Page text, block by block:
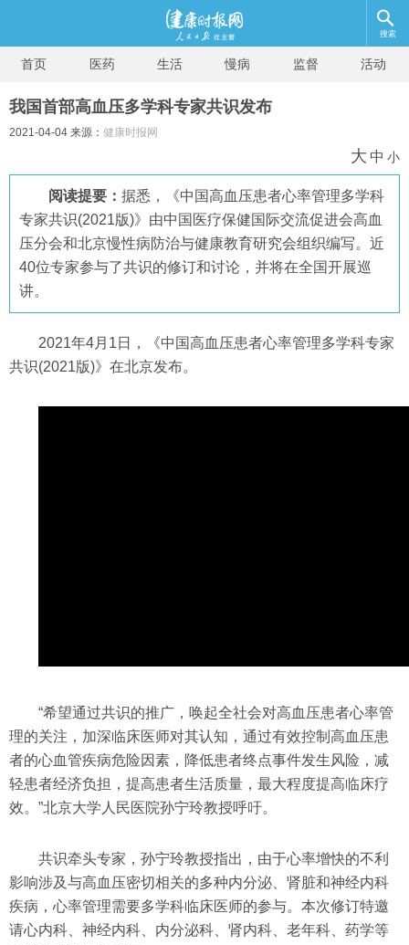
搜索
首页 医药 生活 慢病 监督 活动
我国首部高血压多学科专家共识发布
2021-04-04 来源： 健康时报网
大 中 小
阅读提要： 据悉，《中国高血压患者心率管理多学科
专家共识(2021版)》由中国医疗保健国际交流促进会高血
压分会和北京慢性病防治与健康教育研究会组织编写。近
40位专家参与了共识的修订和讨论，并将在全国开展巡
讲。
2021年4月1日，《中国高血压患者心率管理多学科专家
共识(2021版)》在北京发布。
“希望通过共识的推广，唤起全社会对高血压患者心率管
理的关注，加深临床医师对其认知，通过有效控制高血压患
者的心血管疾病危险因素，降低患者终点事件发生风险，减
轻患者经济负担，提高患者生活质量，最大程度提高临床疗
效。”北京大学人民医院孙宁玲教授呼吁。
共识牵头专家，孙宁玲教授指出，由于心率增快的不利
影响涉及与高血压密切相关的多种内分泌、肾脏和神经内科
疾病，心率管理需要多学科临床医师的参与。本次修订特邀
请心内科、神经内科、内分泌科、肾内科、老年科、药学等